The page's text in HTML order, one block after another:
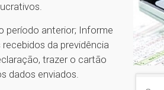
período anterior; Informe
da previdência
trazer o cartão
dados enviados.